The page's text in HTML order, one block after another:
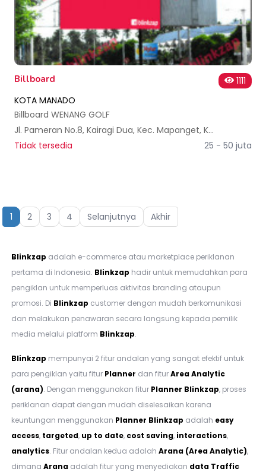
Billboard
1111
KOTA MANADO
Billboard WENANG GOLF
Jl. Pameran No.8, Kairagi Dua, Kec. Mapanget, Kota Manado, Sulawesi Utara, Indonesia
Tidak tersedia
25 - 50 juta
1 2 3 4 Selanjutnya Akhir
Blinkzap adalah e-commerce atau marketplace periklanan
pertama di Indonesia. Blinkzap hadir untuk memudahkan para
pengiklan untuk memperluas aktivitas branding ataupun
promosi. Di Blinkzap customer dengan mudah berkomunikasi
dan melakukan penawaran secara langsung kepada pemilik
media melalui platform Blinkzap.
Blinkzap mempunyai 2 fitur andalan yang sangat efektif untuk
para pengiklan yaitu fitur Planner dan fiturArea Analytic
(arana). Dengan menggunakan fitur Planner Blinkzap, proses
periklanan dapat dengan mudah diselesaikan karena
keuntungan menggunakan Planner Blinkzap adalah easy
access, targeted, up to date, cost saving, interactions,
analytics. Fitur andalan kedua adalahArana (Area Analytic),
dimanaArana adalah fitur yang menyediakan data Traffic